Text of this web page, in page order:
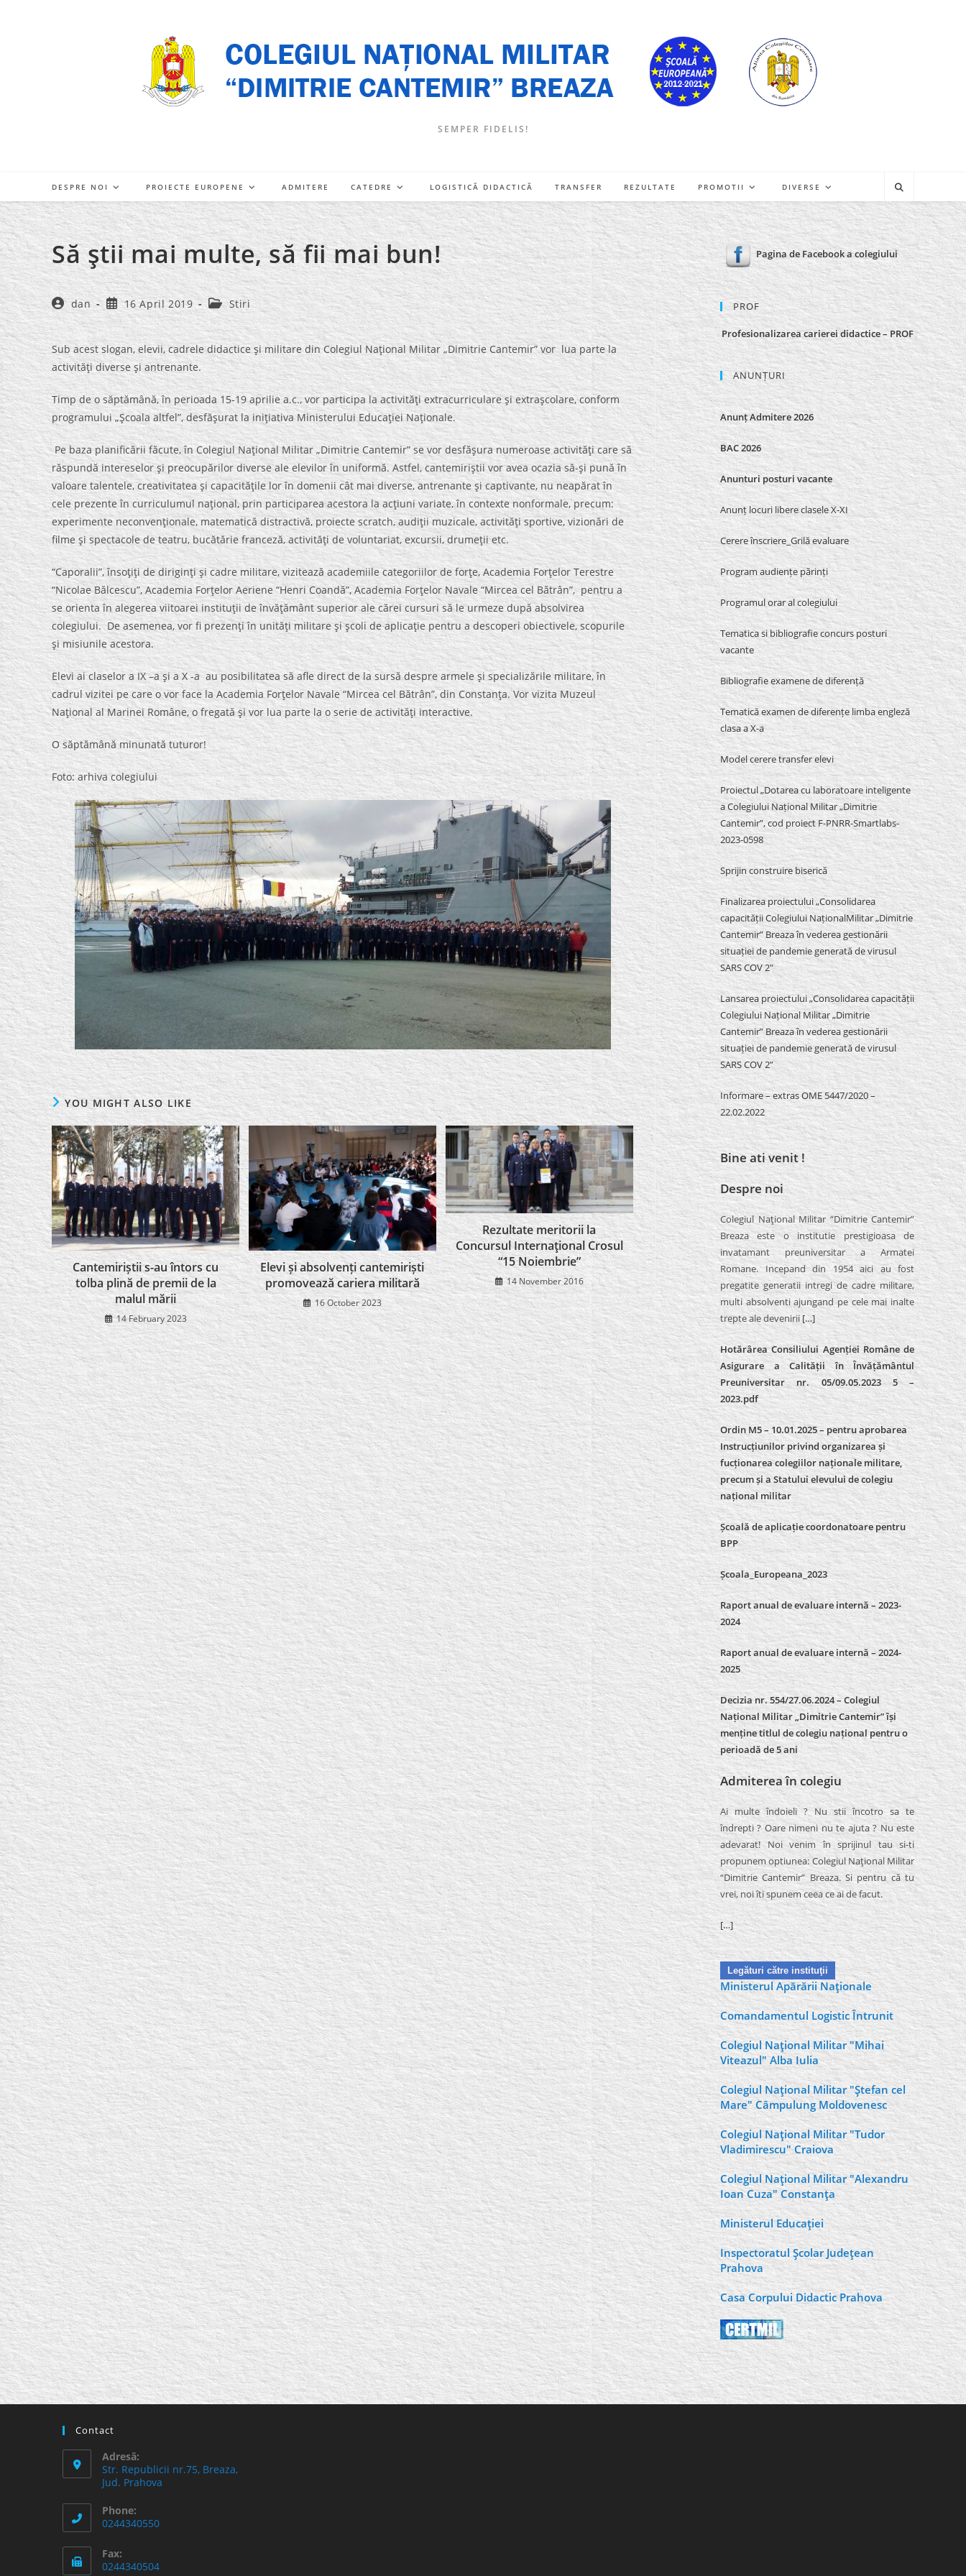
SEMPER FIDELIS!
DESPRE NOI PROIECTE EUROPENE ADMITERE CATEDRE LOGISTICĂ DIDACTICĂ TRANSFER REZULTATE PROMOTII DIVERSE
Să ştii mai multe, să fii mai bun!
Post
author:
dan
Post
published:
16 April 2019
Post
category:
Stiri
Sub acest slogan, elevii, cadrele didactice şi militare din Colegiul Naţional Militar „Dimitrie Cantemir” vor lua parte la
activităţi diverse şi antrenante.
Timp de o săptămână, în perioada 15-19 aprilie a.c., vor participa la activităţi extracurriculare şi extraşcolare, conform
programului „Şcoala altfel”, desfăşurat la iniţiativa Ministerului Educaţiei Naţionale.
Pe baza planificării făcute, în Colegiul Naţional Militar „Dimitrie Cantemir” se vor desfăşura numeroase activităţi care să
răspundă intereselor şi preocupărilor diverse ale elevilor în uniformă. Astfel, cantemiriştii vor avea ocazia să-şi pună în
valoare talentele, creativitatea şi capacităţile lor în domenii cât mai diverse, antrenante şi captivante, nu neapărat în
cele prezente în curriculumul naţional, prin participarea acestora la acţiuni variate, în contexte nonformale, precum:
experimente neconvenţionale, matematică distractivă, proiecte scratch, audiţii muzicale, activităţi sportive, vizionări de
filme şi spectacole de teatru, bucătărie franceză, activităţi de voluntariat, excursii, drumeţii etc.
“Caporalii”, însoţiţi de diriginţi şi cadre militare, vizitează academiile categoriilor de forţe, Academia Forţelor Terestre
“Nicolae Bălcescu”, Academia Forţelor Aeriene “Henri Coandă”, Academia Forţelor Navale “Mircea cel Bătrân”, pentru a
se orienta în alegerea viitoarei instituţii de învăţământ superior ale cărei cursuri să le urmeze după absolvirea
colegiului. De asemenea, vor fi prezenţi în unităţi militare şi şcoli de aplicaţie pentru a descoperi obiectivele, scopurile
şi misiunile acestora.
Elevi ai claselor a IX –a şi a X -a au posibilitatea să afle direct de la sursă despre armele şi specializările militare, în
cadrul vizitei pe care o vor face la Academia Forţelor Navale “Mircea cel Bătrân”, din Constanţa. Vor vizita Muzeul
Naţional al Marinei Române, o fregată şi vor lua parte la o serie de activităţi interactive.
O săptămână minunată tuturor!
Foto: arhiva colegiului
YOU MIGHT ALSO LIKE
Cantemiriștii s-au întors cu
tolba plină de premii de la
malul mării
14 February 2023
Elevi și absolvenți cantemiriști
promovează cariera militară
16 October 2023
Rezultate meritorii la
Concursul Internaţional Crosul
“15 Noiembrie”
14 November 2016
Pagina de Facebook a colegiului
PROF
Profesionalizarea carierei didactice – PROF
ANUNȚURI
Anunț Admitere 2026
BAC 2026
Anunturi posturi vacante
Anunț locuri libere clasele X-XI
Cerere înscriere_Grilă evaluare
Program audiențe părinți
Programul orar al colegiului
Tematica si bibliografie concurs posturi
vacante
Bibliografie examene de diferență
Tematică examen de diferențe limba engleză
clasa a X-a
Model cerere transfer elevi
Proiectul „Dotarea cu laboratoare inteligente
a Colegiului Național Militar „Dimitrie
Cantemir”, cod proiect F-PNRR-Smartlabs-
2023-0598
Sprijin construire biserică
Finalizarea proiectului „Consolidarea
capacității Colegiului NaționalMilitar „Dimitrie
Cantemir” Breaza în vederea gestionării
situației de pandemie generată de virusul
SARS COV 2″
Lansarea proiectului „Consolidarea capacității
Colegiului Național Militar „Dimitrie
Cantemir” Breaza în vederea gestionării
situației de pandemie generată de virusul
SARS COV 2”
Informare – extras OME 5447/2020 –
22.02.2022
Bine ati venit !
Despre noi
Colegiul Naţional Militar “Dimitrie Cantemir”
Breaza este o institutie prestigioasa de
invatamant preuniversitar a Armatei
Romane. Incepand din 1954 aici au fost
pregatite generatii intregi de cadre militare,
multi absolventi ajungand pe cele mai inalte
trepte ale devenirii […]
Hotărârea Consiliului Agenției Române de
Asigurare a Calității în Învățământul
Preuniversitar nr. 05/09.05.2023 5 –
2023.pdf
Ordin M5 – 10.01.2025 – pentru aprobarea
Instrucțiunilor privind organizarea și
fucționarea colegiilor naționale militare,
precum și a Statului elevului de colegiu
național militar
Școală de aplicație coordonatoare pentru
BPP
Școala_Europeana_2023
Raport anual de evaluare internă – 2023-
2024
Raport anual de evaluare internă –2024-
2025
Decizia nr. 554/27.06.2024 – Colegiul
Național Militar „Dimitrie Cantemir” își
menține titlul de colegiu național pentru o
perioadă de 5 ani
Admiterea în colegiu
Ai multe îndoieli ? Nu stii încotro sa te
îndrepti ? Oare nimeni nu te ajuta ? Nu este
adevarat! Noi venim în sprijinul tau si-ti
propunem optiunea: Colegiul Naţional Militar
“Dimitrie Cantemir” Breaza. Si pentru că tu
vrei, noi îti spunem ceea ce ai de facut.
[…]
Legături către instituţii
Ministerul Apărării Naţionale
Comandamentul Logistic Întrunit
Colegiul Naţional Militar "Mihai
Viteazul" Alba Iulia
Colegiul Naţional Militar "Ştefan cel
Mare" Câmpulung Moldovenesc
Colegiul Naţional Militar "Tudor
Vladimirescu" Craiova
Colegiul Naţional Militar "Alexandru
Ioan Cuza" Constanţa
Ministerul Educaţiei
Inspectoratul Şcolar Judeţean
Prahova
Casa Corpului Didactic Prahova
Contact
Adresă:
Str. Republicii nr.75, Breaza,
Jud. Prahova
Phone:
0244340550
Fax:
0244340504